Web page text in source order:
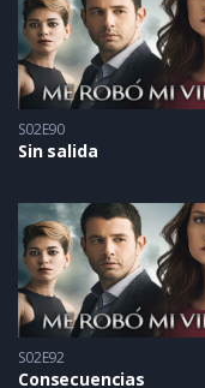
S02E90
Sin salida
S02E92
Consecuencias